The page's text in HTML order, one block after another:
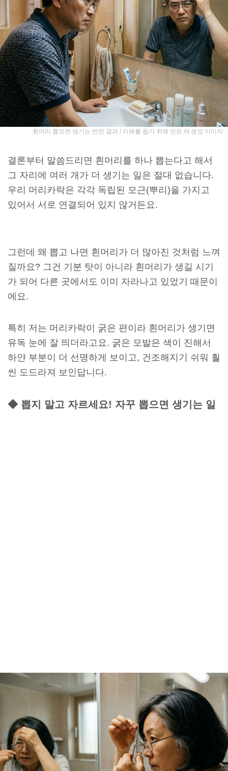
흰머리 뽑으면 생기는 반전 결과 / 이해를 돕기 위해 만든 AI 생성 이미지
결론부터 말씀드리면 흰머리를 하나 뽑는다고 해서
그 자리에 여러 개가 더 생기는 일은 절대 없습니다.
우리 머리카락은 각각 독립된 모근(뿌리)을 가지고
있어서 서로 연결되어 있지 않거든요.
그런데 왜 뽑고 나면 흰머리가 더 많아진 것처럼 느껴
질까요? 그건 기분 탓이 아니라 흰머리가 생길 시기
가 되어 다른 곳에서도 이미 자라나고 있었기 때문이
에요.
특히 저는 머리카락이 굵은 편이라 흰머리가 생기면
유독 눈에 잘 띄더라고요. 굵은 모발은 색이 진해서
하얀 부분이 더 선명하게 보이고, 건조해지기 쉬워 훨
씬 도드라져 보인답니다.
◆ 뽑지 말고 자르세요! 자꾸 뽑으면 생기는 일